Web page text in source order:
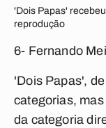
'Dois Papas'
reprodução
6- Fernando
'Dois Papas',
categorias,
da categoria